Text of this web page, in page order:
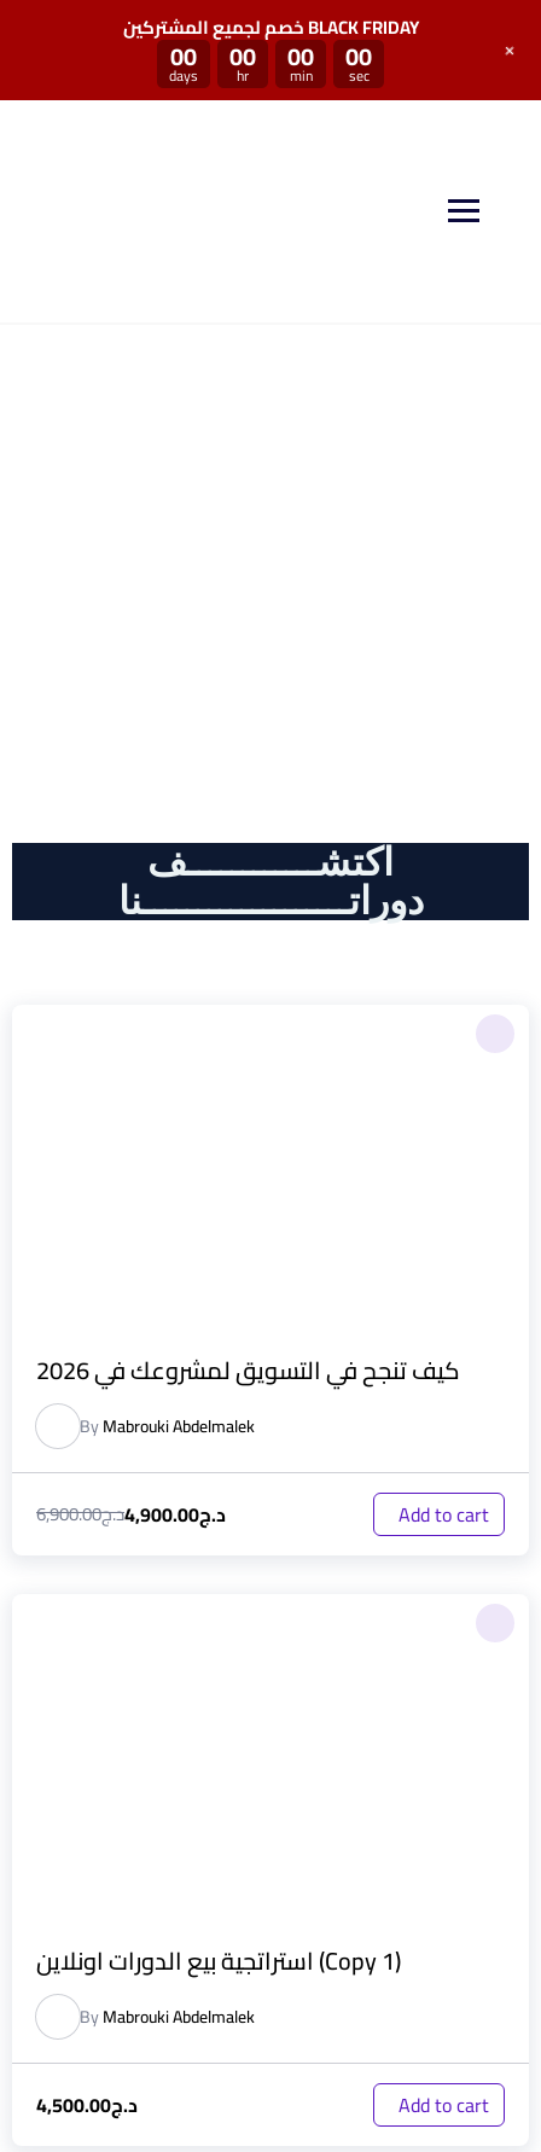
اكتشــــــــــــف
دوراتـــــــــــــــــــنا
كيف تنجح في التسويق لمشروعك في 2026
ByMabrouki Abdelmalek
د.ج6,900.00 د.ج4,900.00 Add to cart
استراتجية بيع الدورات اونلاين (Copy 1)
ByMabrouki Abdelmalek
د.ج4,500.00 Add to cart
خصم لجميع المشتركين BLACK FRIDAY
00
days 00
hr 00
min 00
sec
+